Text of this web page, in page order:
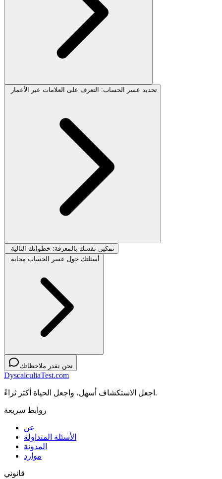
تحديد عسر الحساب: التعرف على العلامات عبر الأعمار
تمكين نفسك بالمعرفة: خطواتك التالية
أسئلتك حول عسر الحساب مجابة
نحن نقدر ملاحظاتك
DyscalculiaTest.com
اجعل الاستكشاف أسهل، واجعل الحياة أكثر ثراءً.
روابط سريعة
عن
الأسئلة المتداولة
المدونة
موارد
قانوني